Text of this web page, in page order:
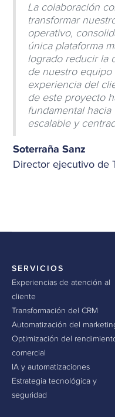
La colaboración
transformar
operativo,
única plataforma
logrado reducir la
de nuestro
experiencia del
de este proyecto
fundamental hacia
escalable y
Soterraña Sanz
Director ejecutivo de
SERVICIOS
Experiencias de atención al
cliente
Transformación del CRM
Automatización del
Optimización del
comercial
IA y automatizaciones
Estrategia tecnológica y
seguridad